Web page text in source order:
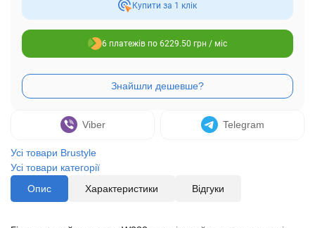
Купити за 1 клiк
6 платежів по 6229.50 грн / міс
Viber Telegram
Усі товари Brustyle
Усі товари категорії
Опис
Характеристики Відгуки